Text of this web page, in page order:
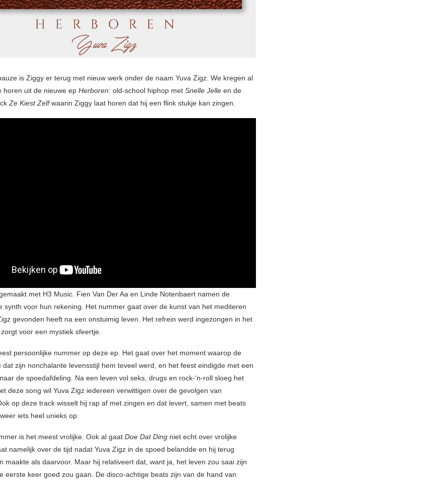
is Ziggy er terug met nieuw werk onder de naam Yuva Zigz. We kregen al
horen uit de nieuwe ep Herboren: old-school hiphop met Snelle Jelle en de
Ze Kiest Zelfwaarin Ziggy laat horen dat hij een flink stukje kan zingen.
met H3 Music. Fien Van Der Aa en Linde Notenbaert namen de
synth voor hun rekening. Het nummer gaat over de kunst van het mediteren
gevonden heeft na een onstuimig leven. Het refrein werd ingezongen in het
voor een mystiek sfeertje.
persoonlijke nummer op deze ep. Het gaat over het moment waarop de
dat zijn nonchalante levensstijl hem teveel werd, en het feest eindigde met een
de spoedafdeling. Na een leven vol seks, drugs en rock-‘n-roll sloeg het
deze song wil Yuva Zigz iedereen verwittigen over de gevolgen van
op deze track wisselt hij rap af met zingen en dat levert, samen met beats
iets heel unieks op.
is het meest vrolijke. Ook al gaat Doe Dat Ding niet echt over vrolijke
namelijk over de tijd nadat Yuva Zigz in de spoed belandde en hij terug
maakte als daarvoor. Maar hij relativeert dat, want ja, het leven zou saai zijn
eerste keer goed zou gaan. De disco-achtige beats zijn van de hand van